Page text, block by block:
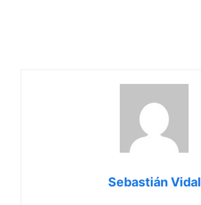
Sebastián Vidal